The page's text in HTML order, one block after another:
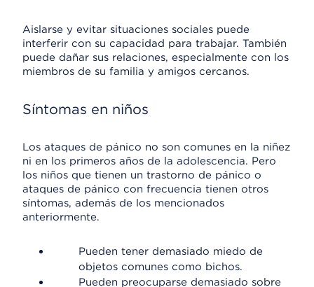
Aislarse y evitar situaciones sociales puede
interferir con su capacidad para trabajar. También
puede dañar sus relaciones, especialmente con los
miembros de su familia y amigos cercanos.
Síntomas en niños
Los ataques de pánico no son comunes en la niñez
ni en los primeros años de la adolescencia. Pero
los niños que tienen un trastorno de pánico o
ataques de pánico con frecuencia tienen otros
síntomas, además de los mencionados
anteriormente.
Pueden tener demasiado miedo de
objetos comunes como bichos.
Pueden preocuparse demasiado sobre